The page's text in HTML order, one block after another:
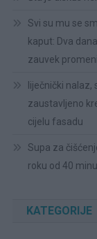
Svi su mu se
kaput: Dva
zauvek
liječnički nalaz,
zaustavljeno
cijelu fasadu
Supa za
roku od 40
KATEGORIJE